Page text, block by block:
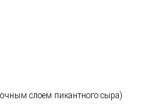
слоем пикантного сыра)